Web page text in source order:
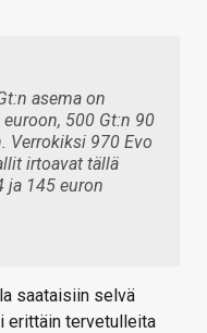
asema on
500 Gt:n 90
Verrokiksi 970 Evo
irtoavat tällä
ja 145 euron
saataisiin selvä
erittäin tervetulleita